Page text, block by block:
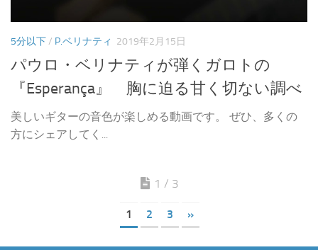
5分以下/ P.ベリナティ 2019年2月15日
パウロ・ベリナティが弾くガロトの
『Esperança』 胸に迫る甘く切ない調べ
美しいギターの音色が楽しめる動画です。 ぜひ、多くの
方にシェアしてく...
1 / 3
1 2 3 »